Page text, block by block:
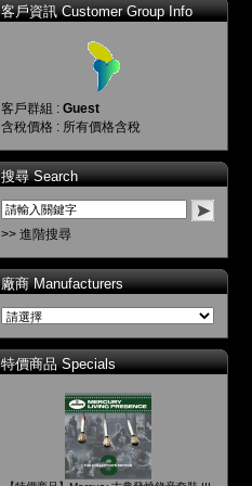
客戶資訊 Customer Group Info
客戶群組 : Guest
含稅價格 : 所有價格含稅
搜尋 Search
>> 進階搜尋
廠商 Manufacturers
特價商品 Specials